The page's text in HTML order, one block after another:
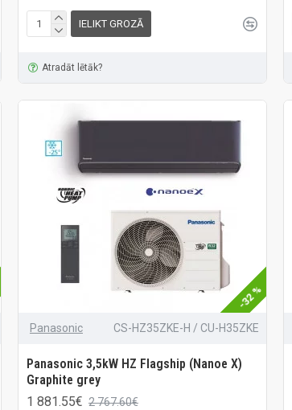
IELIKT GROZĀ
Atradāt lētāk?
-32 %
Panasonic CS-HZ35ZKE-H / CU-H35ZKE
Panasonic 3,5kW HZ Flagship (Nanoe X)
Graphite grey
1 881.55€ 2 767.60€